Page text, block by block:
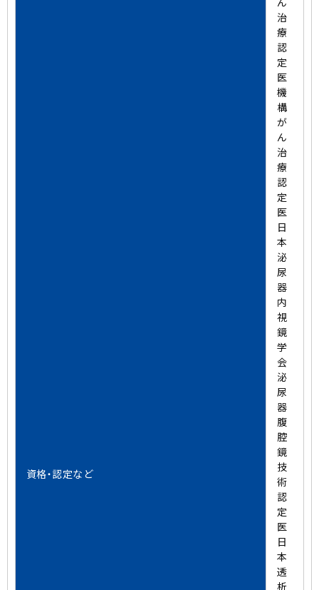
資格・認定など
治
療
認
定
医
機
構
が
ん
治
療
認
定
医
日
本
泌
尿
器
内
視
鏡
学
会
泌
尿
器
腹
腔
鏡
技
術
認
定
医
日
本
透
析